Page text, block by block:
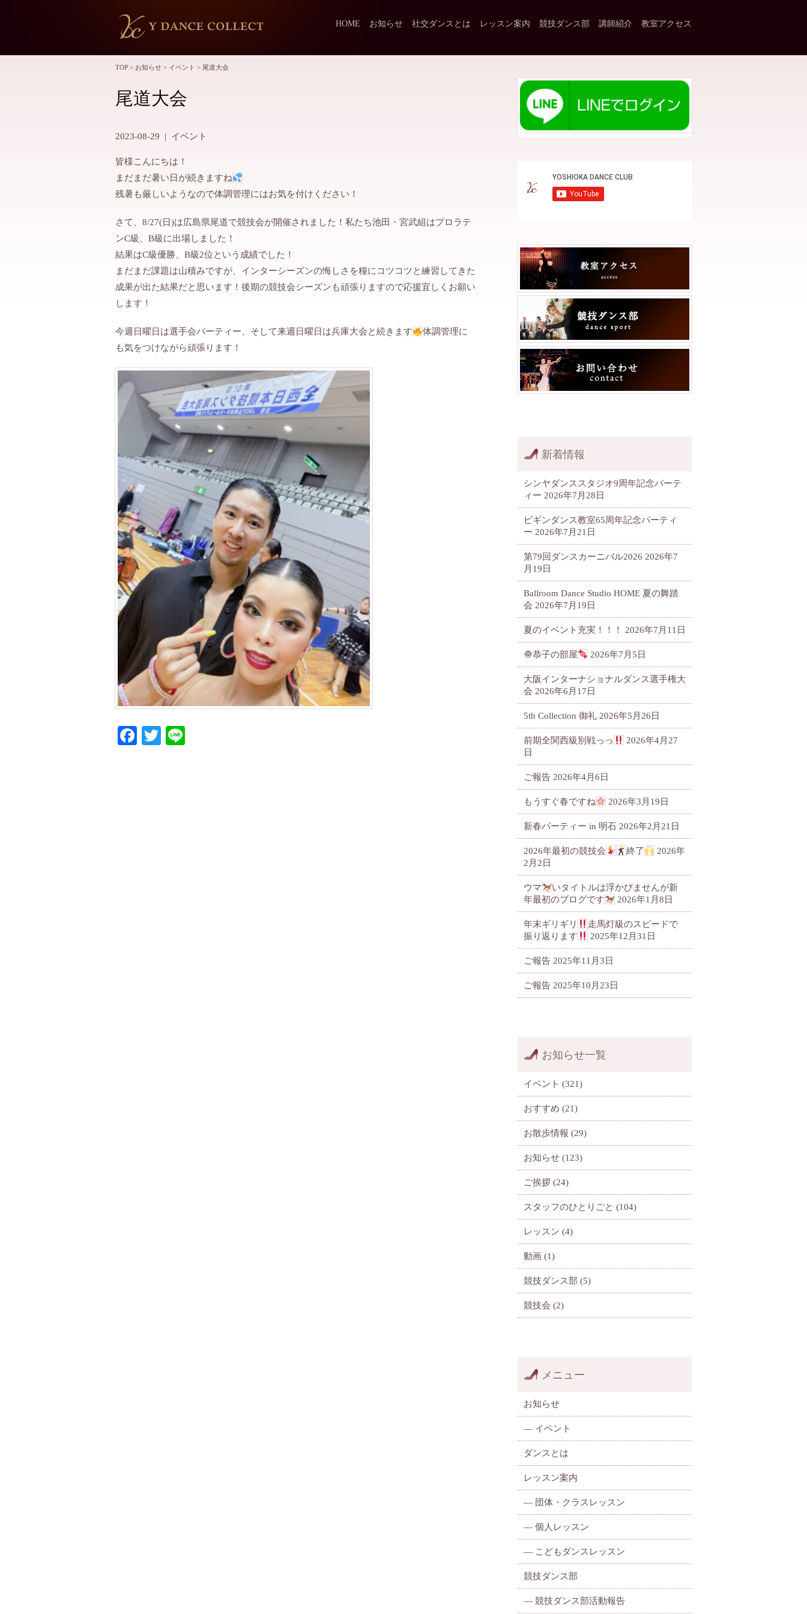
HOME お知らせ 社交ダンスとは レッスン案内 競技ダンス部 講師紹介 教室アクセス
TOP > お知らせ > イベント > 尾道大会
尾道大会
2023-08-29 | イベント
皆様こんにちは！
まだまだ暑い日が続きますね
残暑も厳しいようなので体調管理にはお気を付けください！
さて、8/27(日)は広島県尾道で競技会が開催されました！私たち池田・宮武組はプロラテ
ンC級、B級に出場しました！
結果はC級優勝、B級2位という成績でした！
まだまだ課題は山積みですが、インターシーズンの悔しさを糧にコツコツと練習してきた
成果が出た結果だと思います！後期の競技会シーズンも頑張りますので応援宜しくお願い
します！
今週日曜日は選手会パーティー、そして来週日曜日は兵庫大会と続きます
体調管理に
も気をつけながら頑張ります！
Facebook
Twitter
新着情報
シンヤダンススタジオ9周年記念パーテ
ィー 2026年7月28日
ビギンダンス教室65周年記念パーティ
ー 2026年7月21日
第79回ダンスカーニバル2026 2026年7
月19日
Ballroom Dance Studio HOME 夏の舞踏
会 2026年7月19日
夏のイベント充実！！！ 2026年7月11日
🧅恭子の部屋 2026年7月5日
大阪インターナショナルダンス選手権大
会 2026年6月17日
5th Collection 御礼 2026年5月26日
前期全関西級別戦っっ
2026年4月27
日
ご報告 2026年4月6日
もうすぐ春ですね 2026年3月19日
新春パーティー in 明石 2026年2月21日
2026年最初の競技会 終了
2026年
2月2日
ウマ
いタイトルは浮かびませんが新
年最初のブログです
2026年1月8日
年末ギリギリ
走馬灯級のスピードで
振り返ります
2025年12月31日
ご報告 2025年11月3日
ご報告 2025年10月23日
お知らせ一覧
イベント (321)
おすすめ (21)
お散歩情報 (29)
お知らせ (123)
ご挨拶 (24)
スタッフのひとりごと (104)
レッスン (4)
動画 (1)
競技ダンス部 (5)
競技会 (2)
メニュー
お知らせ
— イベント
ダンスとは
レッスン案内
— 団体・クラスレッスン
— 個人レッスン
— こどもダンスレッスン
競技ダンス部
— 競技ダンス部活動報告